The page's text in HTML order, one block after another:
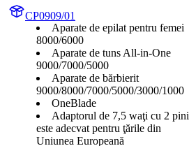
CP0909/01
Aparate de epilat pentru femei
8000/6000
Aparate de tuns All-in-One
9000/7000/5000
Aparate de bărbierit
9000/8000/7000/5000/3000/1000
OneBlade
Adaptorul de 7,5 waţi cu 2 pini
este adecvat pentru ţările din
Uniunea Europeană